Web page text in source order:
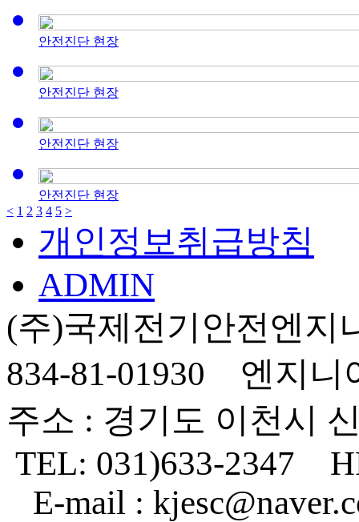
안전진단 현장
안전진단 현장
안전진단 현장
안전진단 현장
< 1 2 3 4 5 >
개인정보취급방침
ADMIN
(주)국제전기안전엔
834-81-01930 엔지니
주소 : 경기도 이천시
TEL: 031)633-2347
E-mail :